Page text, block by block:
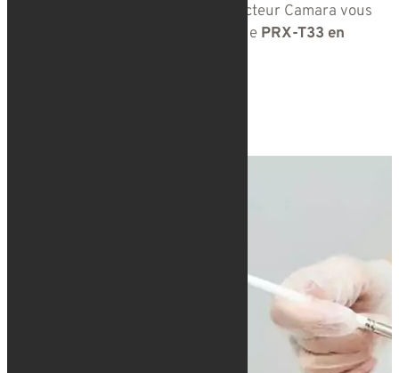
du teint et la qualité de peau. Le Docteur Camara vous
présente son expertise en matière de PRX-T33 en